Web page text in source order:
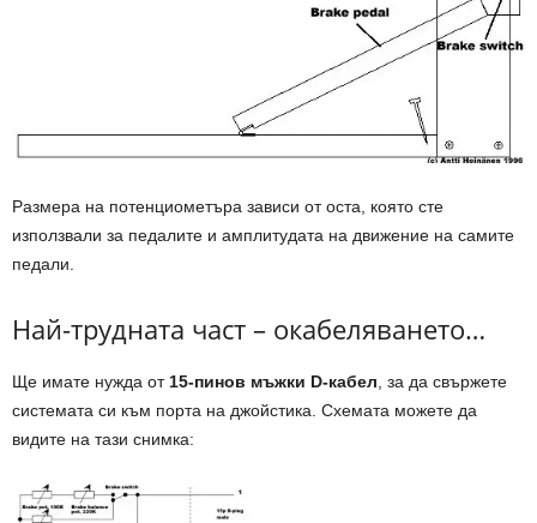
Размера на потенциометъра зависи от оста, която сте
използвали за педалите и амплитудата на движение на самите
педали.
Най-трудната част – окабеляването…
Ще имате нужда от 15-пинов мъжки D-кабел , за да свържете
системата си към порта на джойстика. Схемата можете да
видите на тази снимка: